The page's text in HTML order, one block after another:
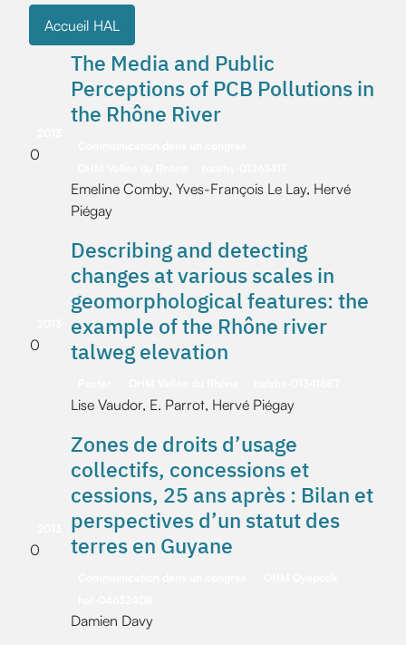
Accueil HAL
0
The Media and Public
Perceptions of PCB Pollutions in
the Rhône River
Emeline Comby, Yves-François Le Lay, Hervé
Piégay
0
Describing and detecting
changes at various scales in
geomorphological features: the
example of the Rhône river
talweg elevation
Lise Vaudor, E. Parrot, Hervé Piégay
0
Zones de droits d’usage
collectifs, concessions et
cessions, 25 ans après : Bilan et
perspectives d’un statut des
terres en Guyane
Damien Davy